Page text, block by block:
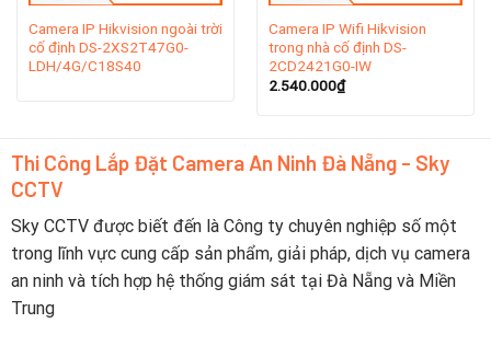
Camera có thu âm không?
Có, camera tích hợp mic để ghi âm đồng thời với video.
switch. Nếu camera có Wi-Fi, cấu hình kết nối không dây.
Có, cấu hình phần mềm trên đầu ghi hình để thiết lập ghi
hình, cảnh báo, và xem trực tiếp.
Camera IP Hikvision ngoài trời
cố định DS-2XS2T47G0-
LDH/4G/C18S40
Camera IP Wifi Hikvision
trong nhà cố định DS-
2CD2421G0-IW
2.540.000₫
Thi Công Lắp Đặt Camera An Ninh Đà Nẵng - Sky
CCTV
Sky CCTV được biết đến là Công ty chuyên nghiệp số một
trong lĩnh vực cung cấp sản phẩm, giải pháp, dịch vụ camera
an ninh và tích hợp hệ thống giám sát tại Đà Nẵng và Miền
Trung